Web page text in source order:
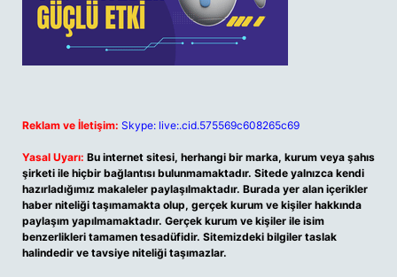
Reklam ve İletişim: Skype: live:.cid.575569c608265c69
Yasal Uyarı: Bu internet sitesi, herhangi bir marka, kurum veya şahıs
şirketi ile hiçbir bağlantısı bulunmamaktadır. Sitede yalnızca kendi
hazırladığımız makaleler paylaşılmaktadır. Burada yer alan içerikler
haber niteliği taşımamakta olup, gerçek kurum ve kişiler hakkında
paylaşım yapılmamaktadır. Gerçek kurum ve kişiler ile isim
benzerlikleri tamamen tesadüfidir. Sitemizdeki bilgiler taslak
halindedir ve tavsiye niteliği taşımazlar.